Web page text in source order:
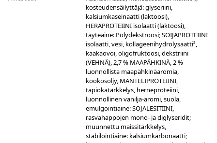
kosteudensäilyttäjä: glyseriini,
kalsiumkaseinaatti (laktoosi),
HERAPROTEIINI isolaatti (laktoosi),
täyteaine: Polydekstroosi; SOIJAPROTEIINI
isolaatti, vesi, kollageenihydrolysaatti²,
kaakaovoi, oligofruktoosi, dekstriini
(VEHNÄ), 2,7 % MAAPÄHKINÄ, 2 %
luonnollista maapähkinäaromia,
kookosöljy, MANTELIPROTEIINI,
tapiokatärkkelys, herneproteiini,
luonnollinen vanilja-aromi, suola,
emulgointiaine: SOJALESITIINI,
rasvahappojen mono- ja diglyseridit;
muunnettu maissitärkkelys,
stabilointiaine: kalsiumkarbonaatti;